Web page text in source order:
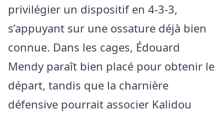
privilégier un dispositif en 4-3-3,
s’appuyant sur une ossature déjà bien
connue. Dans les cages, Édouard
Mendy paraît bien placé pour obtenir le
départ, tandis que la charnière
défensive pourrait associer Kalidou